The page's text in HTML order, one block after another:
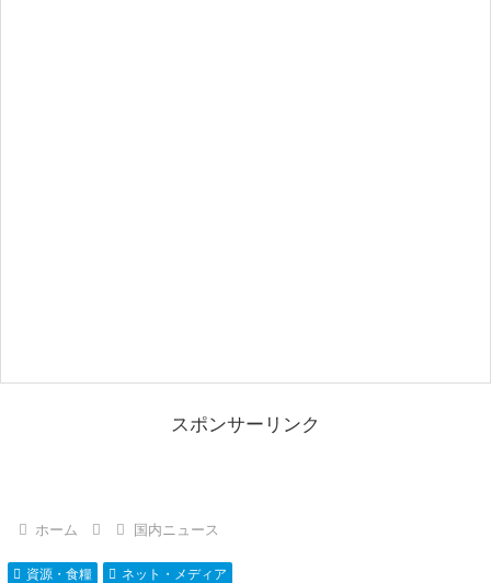
スポンサーリンク
ホーム 国内ニュース
資源・食糧 ネット・メディア